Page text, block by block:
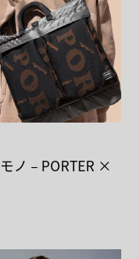
ノ – PORTER ×